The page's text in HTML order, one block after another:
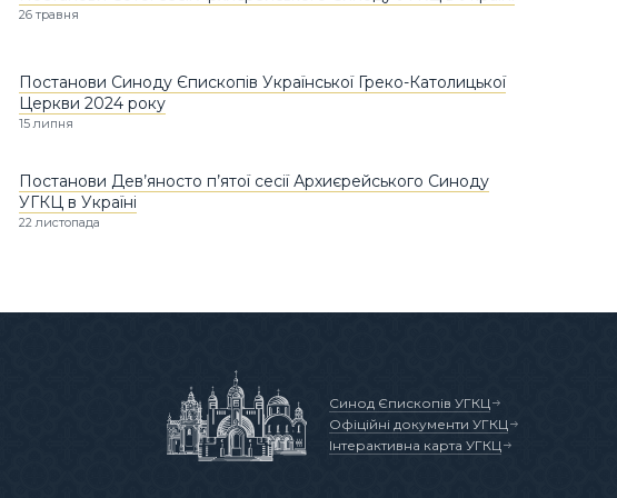
26 травня
Постанови Синоду Єпископів Української Греко-Католицької
Церкви 2024 року
15 липня
Постанови Дев’яносто п’ятої сесії Архиєрейського Синоду
УГКЦ в Україні
22 листопада
Синод Єпископів УГКЦ
Офіційні документи УГКЦ
Інтерактивна карта УГКЦ